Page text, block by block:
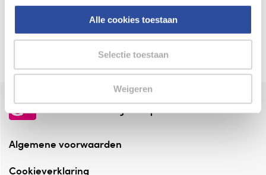
Alle cookies toestaan
Selectie toestaan
Weigeren
Altijd onze folder bij de hand
Check onze folders ⁠bij AlleFolders.
de vriendelijke specialist
Algemene voorwaarden
Cookieverklaring